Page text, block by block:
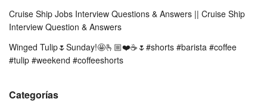
Cruise Ship Jobs Interview Questions & Answers || Cruise Ship
Interview Question & Answers
Winged Tulip🌷Sunday!🤩🫰🏼❤️☕️🌷#shorts #barista #coffee
#tulip #weekend #coffeeshorts
Categorías